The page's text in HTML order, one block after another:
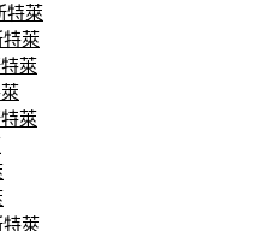
特萊
萊
萊
萊
萊